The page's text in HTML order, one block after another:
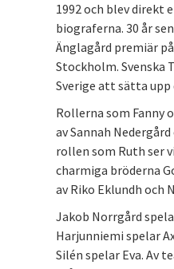
1992 och blev direkt
biograferna. 30 år
Änglagård premiär
Stockholm.
Sverige att sätta upp
Rollerna som Fanny
av Sannah
rollen som Ruth ser
charmiga bröderna
av Riko Eklundh och
Jakob Norrgård
Harjunniemi spelar
Silén spelar Eva. Av